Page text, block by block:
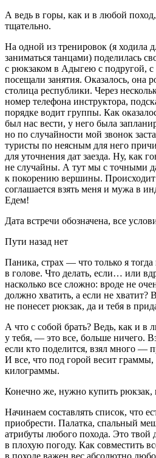
А ведь в горы, как и в любой
тщательно.
На одной из тренировок (я ходила
заниматься танцами) поделилась
с рюкзаком в Адыгею c подругой,
посещали занятия. Оказалось, она
столица республики. Через
номер телефона инструктора,
порядке водит группы. Как
был нас вести, у него была
но по случайности мой звонок
туристы по неясным для него
для уточнения дат заезда. Ну, как
не случайны. А тут мы с точными
к покорению вершины. Происходит
соглашается взять меня и мужа в
Едем!
Дата встречи обозначена, все
Пути назад нет
Паника, страх — что только я
в голове. Что делать, если… или
насколько все сложно: вроде не
должно хватить, а если не хватит?
не понесет рюкзак, да и тебя в
А что с собой брать? Ведь, как и в
у тебя, — это все, больше ничего.
если кто поделится, взял много —
И все, что под горой весит граммы,
килограммы.
Конечно же, нужно купить рюкзак,
Начинаем составлять список, что
приобрести. Палатка, спальный
атрибуты любого похода. Это твой
в плохую погоду. Как совместить
в походе важен вес абсолютно